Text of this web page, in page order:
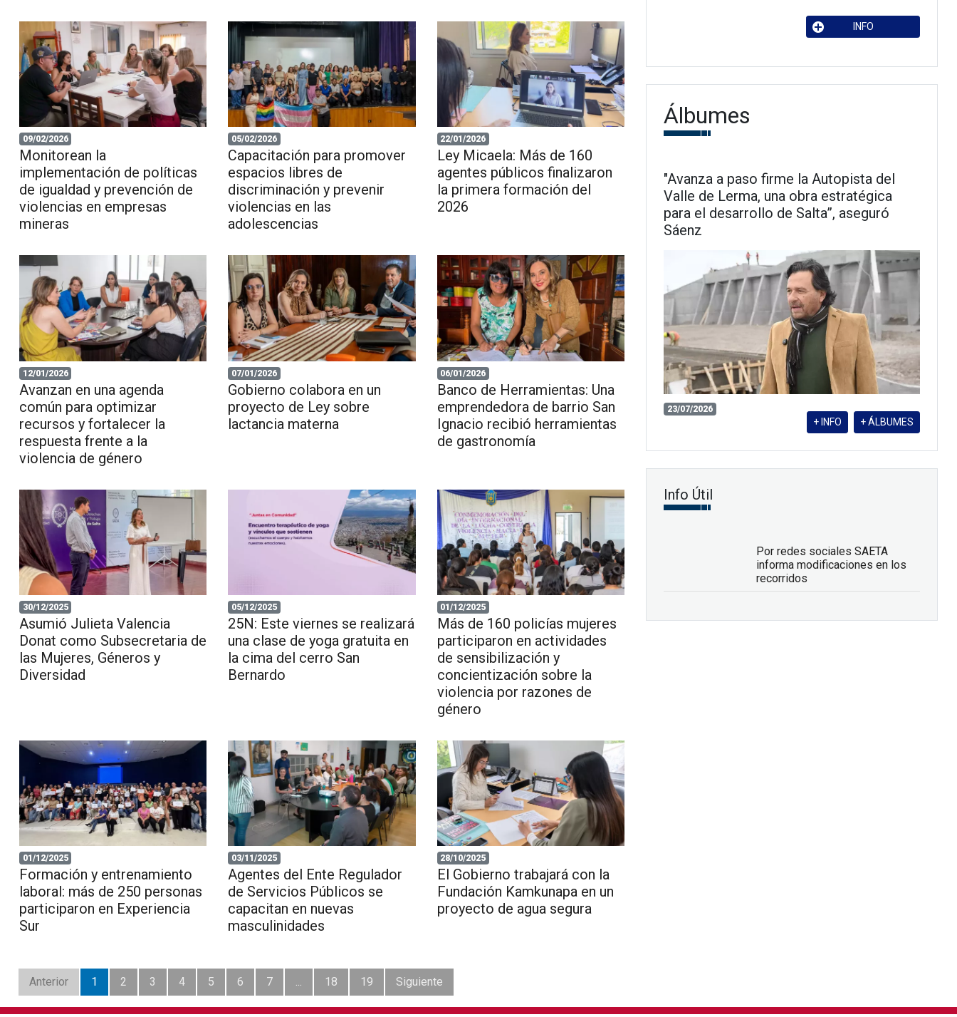
09/02/2026
Monitorean la
implementación de políticas
de igualdad y prevención de
violencias en empresas
mineras
05/02/2026
Capacitación para promover
espacios libres de
discriminación y prevenir
violencias en las
adolescencias
22/01/2026
Ley Micaela: Más de 160
agentes públicos finalizaron
la primera formación del
2026
12/01/2026
Avanzan en una agenda
común para optimizar
recursos y fortalecer la
respuesta frente a la
violencia de género
07/01/2026
Gobierno colabora en un
proyecto de Ley sobre
lactancia materna
06/01/2026
Banco de Herramientas: Una
emprendedora de barrio San
Ignacio recibió herramientas
de gastronomía
30/12/2025
Asumió Julieta Valencia
Donat como Subsecretaria de
las Mujeres, Géneros y
Diversidad
05/12/2025
25N: Este viernes se realizará
una clase de yoga gratuita en
la cima del cerro San
Bernardo
01/12/2025
Más de 160 policías mujeres
participaron en actividades
de sensibilización y
concientización sobre la
violencia por razones de
género
01/12/2025
Formación y entrenamiento
laboral: más de 250 personas
participaron en Experiencia
Sur
03/11/2025
Agentes del Ente Regulador
de Servicios Públicos se
capacitan en nuevas
masculinidades
28/10/2025
El Gobierno trabajará con la
Fundación Kamkunapa en un
proyecto de agua segura
Anterior 1 2 3 4 5 6 7 ... 18 19 Siguiente
INFO
Álbumes
"Avanza a paso firme la Autopista del
Valle de Lerma, una obra estratégica
para el desarrollo de Salta”, aseguró
Sáenz
23/07/2026
+ ÁLBUMES
+ INFO
Info Útil
Por redes sociales SAETA
informa modificaciones en los
recorridos